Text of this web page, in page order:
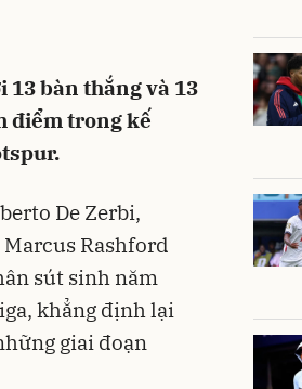
bàn thắng và 13
điểm trong kế
De Zerbi,
Rashford
sút sinh năm
khẳng định lại
giai đoạn